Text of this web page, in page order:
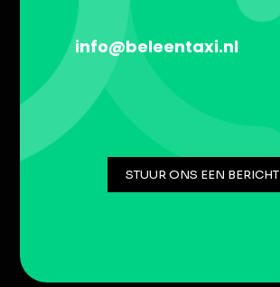
info@beleentaxi.nl
STUUR ONS EEN BERICHT